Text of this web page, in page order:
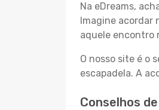
Na eDreams,
Imagine acordar
aquele encontro
O nosso site é o
escapadela. A
Conselhos